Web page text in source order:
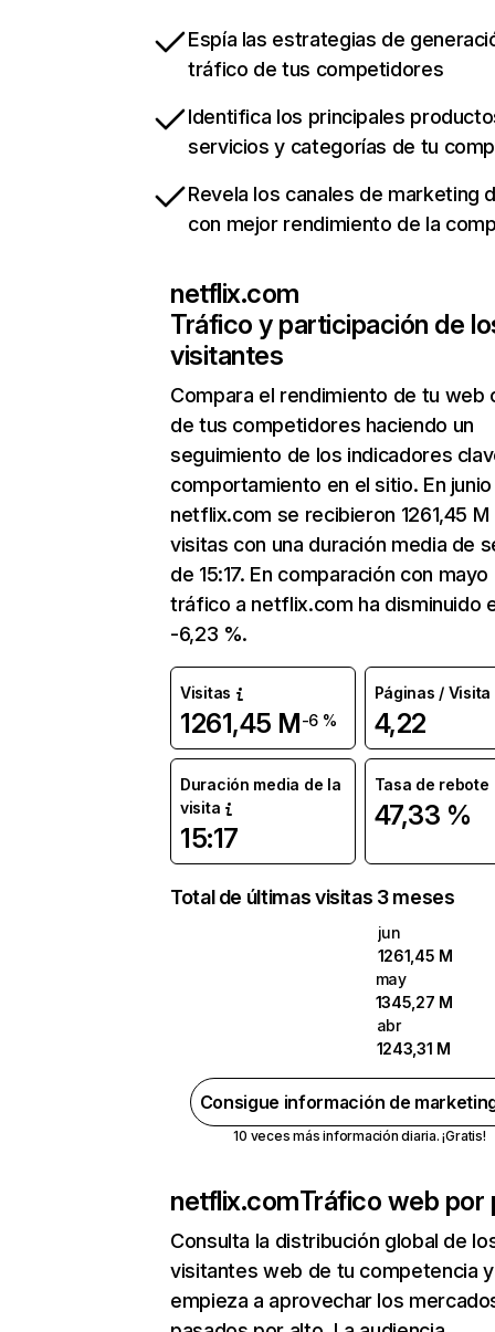
Espía las estrategias de
tráfico de tus competidores
Identifica los principales
servicios y categorías de tu
Revela los canales de marketing
con mejor rendimiento de la
netflix.com
Tráfico y participación de
visitantes
Compara el rendimiento de tu web
de tus competidores haciendo un
seguimiento de los indicadores
comportamiento en el sitio. En junio
netflix.com se recibieron 1261,45 M
visitas con una duración media de
de 15:17. En comparación con mayo
tráfico a netflix.com ha disminuido
-6,23 %.
Visitas
1261,45 M-6 %
Páginas / Visita
4,22
Duración media de la
visita
15:17
Tasa de rebote
47,33 %
Total de últimas visitas 3 meses
jun
1261,45 M
may
1345,27 M
abr
1243,31 M
Consigue información de
10 veces más información diaria. ¡Gratis!
netflix.comTráfico web por
Consulta la distribución global de
visitantes web de tu competencia y
empieza a aprovechar los